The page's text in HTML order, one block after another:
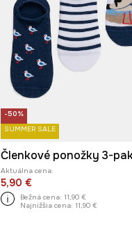
-50%
SUMMER SALE
Aktuálna cena:
5,90 €
Bežná cena: 11,90 €
Najnižšia cena: 11,90 €